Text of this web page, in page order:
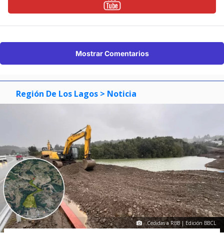
Mostrar Comentarios
Región De Los Lagos > Noticia
Cedidas a RBB | Edición BBCL